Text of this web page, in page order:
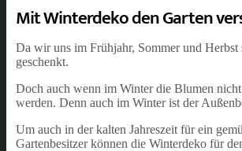
Mit Winterdeko den Garten
Da wir uns im Frühjahr, Sommer und
geschenkt.
Doch auch wenn im Winter die Blumen
werden. Denn auch im Winter ist der
Um auch in der kalten Jahreszeit für ein
Gartenbesitzer können die Winterdeko für